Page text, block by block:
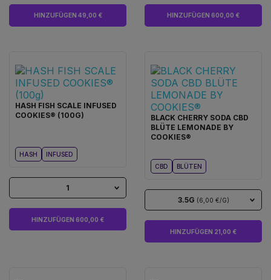
HINZUFÜGEN 49,00 € HINZUFÜGEN 600,00 €
HASH FISH SCALE INFUSED
COOKIES® (100G)
HASH INFUSED
1
HINZUFÜGEN 600,00 €
BLACK CHERRY SODA CBD
BLÜTE LEMONADE BY
COOKIES®
CBD BLÜTEN
3.5G (6,00 €/G)
HINZUFÜGEN 21,00 €